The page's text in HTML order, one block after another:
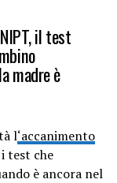
il test
madre è
l‘accanimento
test che
è ancora nel